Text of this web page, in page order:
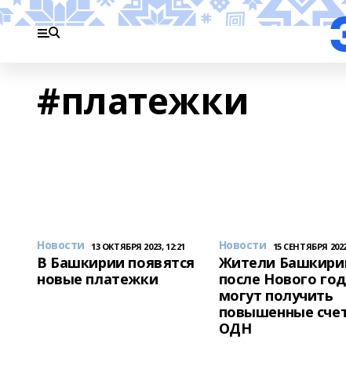
#платежки
Новости 13 ОКТЯБРЯ 2023, 12:21
В Башкирии появятся
новые платежки
Новости 15 СЕНТЯБРЯ
Жители
после Нового
могут получить
повышенные
ОДН